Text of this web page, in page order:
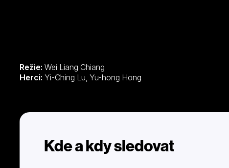
Režie: Wei Liang Chiang
Herci:
Yi-Ching Lu, Yu-hong Hong
Kde a kdy sledovat